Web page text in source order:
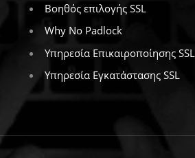
Βοηθός επιλογής SSL
Why No Padlock
Υπηρεσία Επικαιροποίησης SSL
Υπηρεσία Εγκατάστασης SSL